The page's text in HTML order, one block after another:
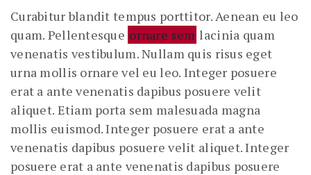
Curabitur blandit tempus porttitor. Aenean eu leo
quam. Pellentesque ornare sem lacinia quam
venenatis vestibulum. Nullam quis risus eget
urna mollis ornare vel eu leo. Integer posuere
erat a ante venenatis dapibus posuere velit
aliquet. Etiam porta sem malesuada magna
mollis euismod. Integer posuere erat a ante
venenatis dapibus posuere velit aliquet. Integer
posuere erat a ante venenatis dapibus posuere